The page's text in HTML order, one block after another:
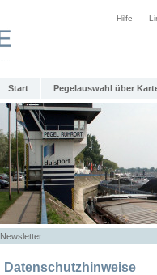
Hilfe
Start Pegelauswahl über
Newsletter
Datenschutzhinweise